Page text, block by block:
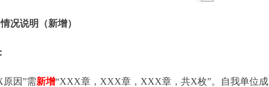
情况说明（新增）
原因”需新增“XXX章，XXX章，XXX章，共X枚”。自我单位成